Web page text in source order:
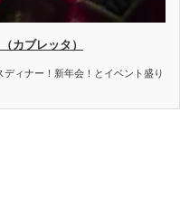
カブレッタ）
ィナー！新年会！とイベント盛り